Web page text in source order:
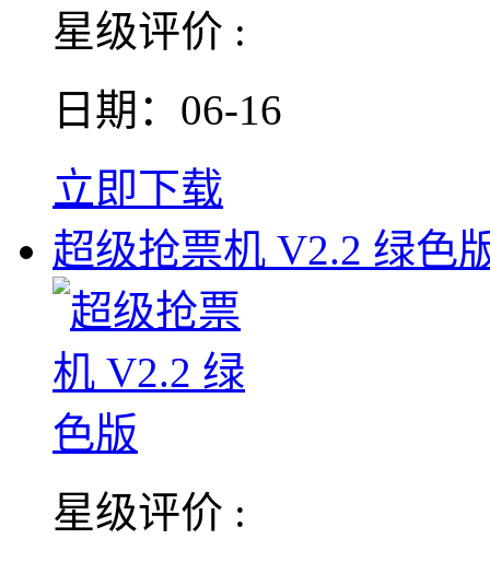
星级评价 :
日期：06-16
立即下载
超级抢票机 V2.2 绿色
星级评价 :